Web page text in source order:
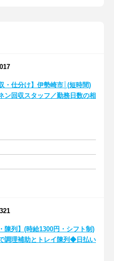
・仕分け】伊勢崎市│(短時間)
ン回収スタッフ／勤務日数の相
陳列】(時給1300円・シフト制)
調理補助とトレイ陳列◆日払い